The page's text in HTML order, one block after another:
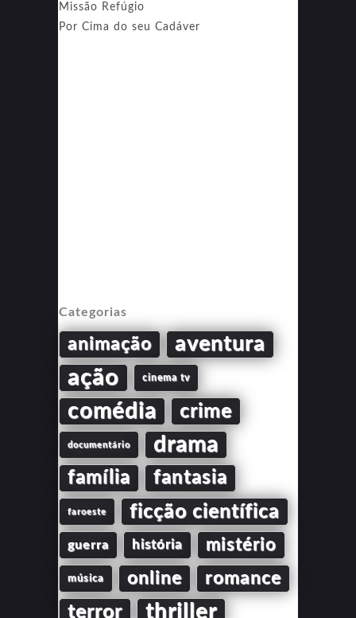
Missão Refúgio
Por Cima do seu Cadáver
Categorias
animação aventura
ação cinema tv
comédia crime
documentário drama
família fantasia
faroeste ficção científica
guerra história mistério
música online romance
terror thriller